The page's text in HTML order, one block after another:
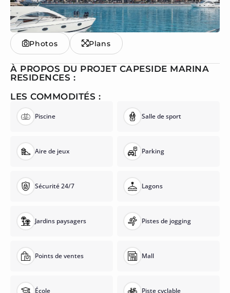
Photos Plans
À PROPOS DU PROJET CAPESIDE MARINA
RESIDENCES :
LES COMMODITÉS :
Piscine Salle de sport
Aire de jeux Parking
Sécurité 24/7 Lagons
Jardins paysagers Pistes de jogging
Points de ventes Mall
École Piste cyclable